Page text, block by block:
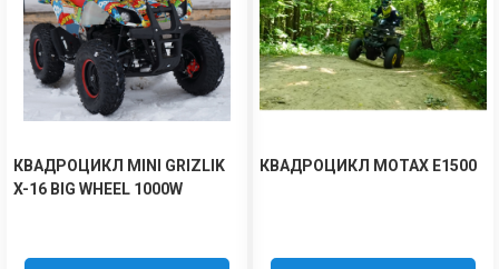
КВАДРОЦИКЛ MINI GRIZLIK
X-16 BIG WHEEL 1000W
КВАДРОЦИКЛ MOTAX E1500